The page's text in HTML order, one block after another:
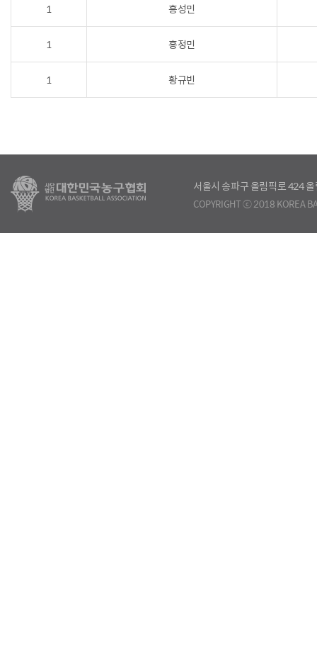
1 홍성민
1 홍정민
1 황규빈
서울시 송파구 올림픽로 424
COPYRIGHT ⓒ 2018 KOREA